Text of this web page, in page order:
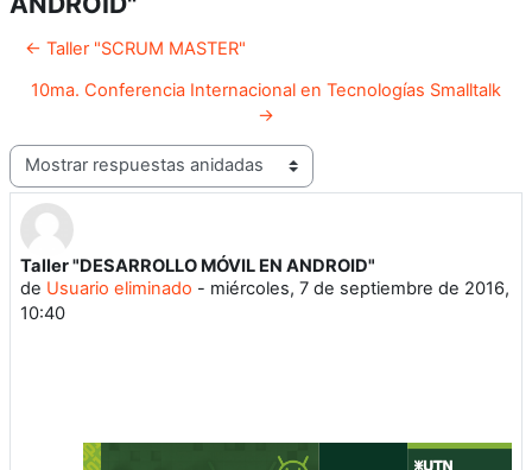
← Taller "SCRUM MASTER"
10ma. Conferencia Internacional en Tecnologías Smalltalk
→
Mostrar modo
Taller "DESARROLLO MÓVIL EN ANDROID"
de Usuario eliminado - miércoles, 7 de septiembre de 2016,
10:40
Número de respuestas: 0